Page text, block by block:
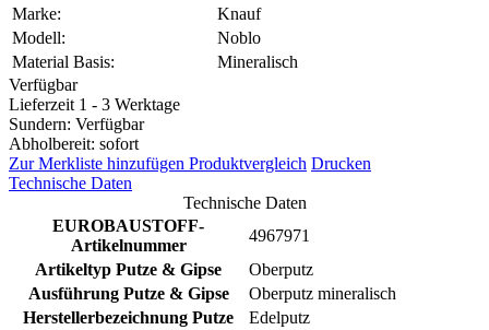
Marke:
Knauf
Modell:
Noblo
Material Basis:
Mineralisch
Verfügbar
Lieferzeit 1 - 3 Werktage
Sundern: Verfügbar
Abholbereit: sofort
Zur Merkliste hinzufügen Produktvergleich Drucken
Technische Daten
Technische Daten
EUROBAUSTOFF-
Artikelnummer
4967971
Artikeltyp Putze & Gipse
Oberputz
Ausführung Putze & Gipse
Oberputz mineralisch
Herstellerbezeichnung Putze
Edelputz